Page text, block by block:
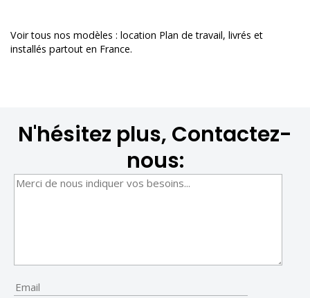
Voir tous nos modèles : location Plan de travail, livrés et
installés partout en France.
N'hésitez plus, Contactez-
nous: